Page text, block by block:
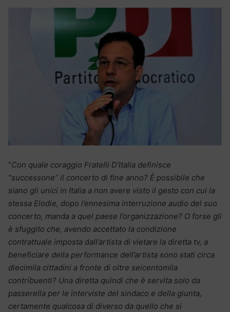
“Con quale coraggio Fratelli D’Italia definisce
“successone” il concerto di fine anno? È possibile che
siano gli unici in Italia a non avere visto il gesto con cui la
stessa Elodie, dopo l’ennesima interruzione audio del suo
concerto, manda a quel paese l’organizzazione? O forse gli
è sfuggito che, avendo accettato la condizione
contrattuale imposta dall’artista di vietare la diretta tv, a
beneficiare della performance dell’artista sono stati circa
diecimila cittadini a fronte di oltre seicentomila
contribuenti? Una diretta quindi che è servita solo da
passerella per le interviste del sindaco e della giunta,
certamente qualcosa di diverso da quello che si